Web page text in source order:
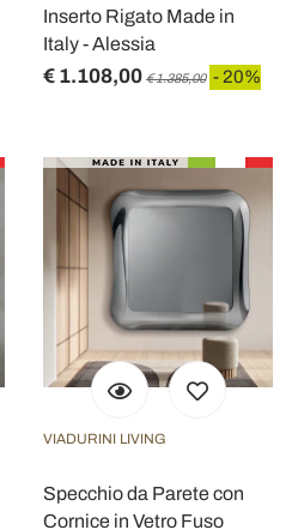
Inserto Rigato Made in
Italy - Alessia
€ 1.108,00 € 1.385,00 - 20%
VIADURINI LIVING
Specchio da Parete con
Cornice in Vetro Fuso